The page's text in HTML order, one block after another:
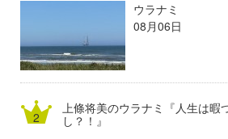
大野”MAR”修聖
喜納海人
H
KID
KOBU
ウラナミ
08月06日
上條将美のウラナミ『人生は暇
し？！』